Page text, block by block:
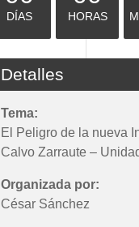
DÍAS HORAS
Detalles
Tema:
El Peligro de la nueva
Calvo Zarraute –
Organizada por:
César Sánchez